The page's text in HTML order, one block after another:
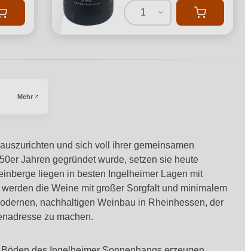
1
Mehr
und sich voll ihrer gemeinsamen
Jahren gegründet wurde, setzen sie heute
liegen in besten Ingelheimer Lagen mit
die Weine mit großer Sorgfalt und minimalem
nachhaltigen Weinbau in Rheinhessen, der
zu machen.